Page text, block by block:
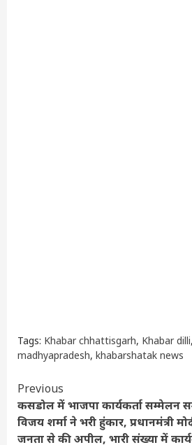
Tags: Khabar chhattisgarh, Khabar dilli,
madhyapradesh, khabarshatak news
Continue
Reading
Previous
कसडोल में भाजपा कार्यकर्ता सम्मेलन
विजय शर्मा ने भरी हुंकार, प्रधानमंत्री
जनता से की अपील, भारी संख्या में